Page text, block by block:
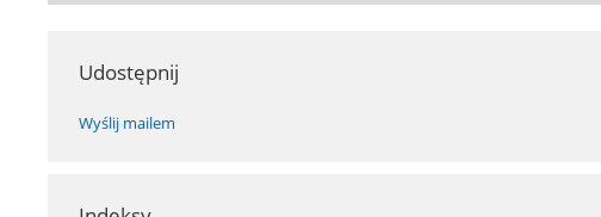
Udostępnij
Wyślij mailem